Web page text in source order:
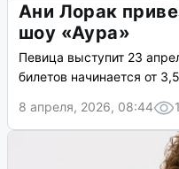
Ани Лорак
шоу «Аура»
Певица выступит 23
билетов начинается от
8 апреля, 2026, 08:44